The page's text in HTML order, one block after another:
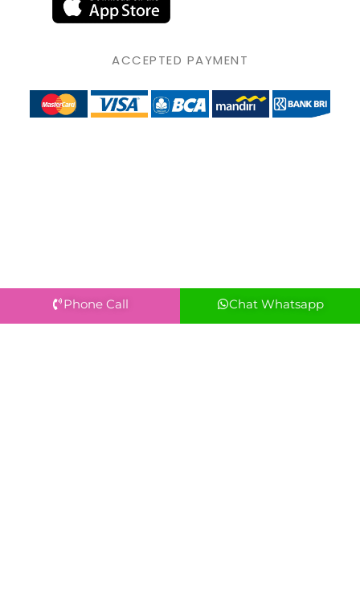
ACCEPTED PAYMENT
Phone Call Chat Whatsapp